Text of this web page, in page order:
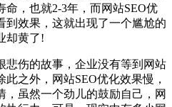
，也就2-3年，而网站SEO优
到效果，这就出现了一个尴尬的
却黄了!
伤的故事，企业没有等到网站
之外，网站SEO优化效果慢，
，虽然一个劲儿的鼓励自己，网